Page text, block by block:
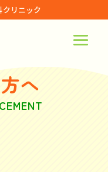
リニック
へ